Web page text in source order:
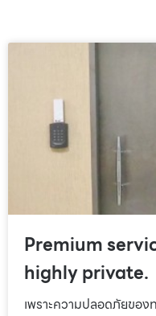
Premium
highly private.
เพราะความปลอดภัยขอ